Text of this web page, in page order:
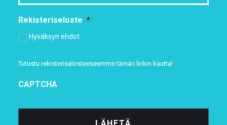
Rekisteriseloste *
Hyväksyn ehdot
Tutustu rekisteriselosteeseemmetämän linkin kautta!
CAPTCHA